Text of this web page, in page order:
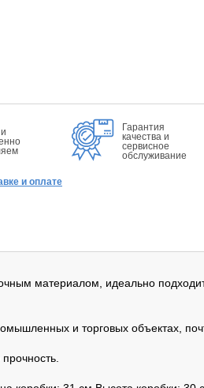
Гарантия
качества и
сервисное
обслуживание
и оплате
материалом, идеально
и торговых объектах,